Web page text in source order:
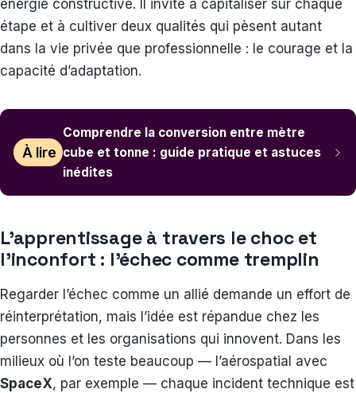
énergie constructive. Il invite à capitaliser sur chaque
étape et à cultiver deux qualités qui pèsent autant
dans la vie privée que professionnelle : le courage et la
capacité d’adaptation.
À lire
Comprendre la conversion entre mètre
cube et tonne : guide pratique et astuces
inédites
L’apprentissage à travers le choc et
l’inconfort : l’échec comme tremplin
Regarder l’échec comme un allié demande un effort de
réinterprétation, mais l’idée est répandue chez les
personnes et les organisations qui innovent. Dans les
milieux où l’on teste beaucoup — l’aérospatial avec
SpaceX, par exemple — chaque incident technique est